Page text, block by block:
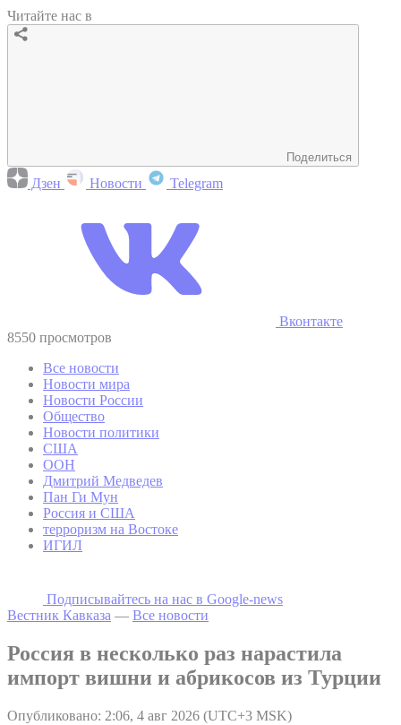
Читайте нас в
Поделиться
Дзен Новости Telegram
Вконтакте
8550 просмотров
Все новости
Новости мира
Новости России
Общество
Новости политики
США
ООН
Дмитрий Медведев
Пан Ги Мун
Россия и США
терроризм на Востоке
ИГИЛ
Подписывайтесь на наc в Google-news
Вестник Кавказа — Все новости
Россия в несколько раз нарастила
импорт вишни и абрикосов из Турции
Опубликовано: 2:06, 4 авг 2026 (UTC+3 MSK)